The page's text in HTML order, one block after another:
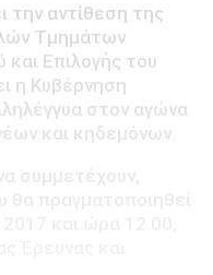
αντίθεση της
Τμημάτων
Επιλογής του
η Κυβέρνηση
στον αγώνα
και κηδεμόνων.